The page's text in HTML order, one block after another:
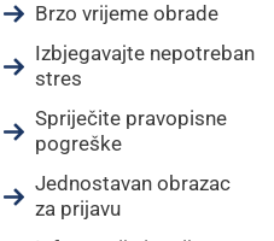
Brzo vrijeme obrade
Izbjegavajte nepotreban
stres
Spriječite pravopisne
pogreške
Jednostavan obrazac
za prijavu